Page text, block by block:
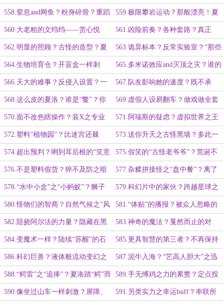
方！
关之术！非普通level之炫技！ 奏！她——敏捷如猎豹！
558.窒息and网鱼？粉身碎骨？重蹈
覆辙？化不利为有利！
559.极限攀岩运动？那般漂亮！夏
洛的掌控！令人艳羡的实战能力！
560.大老粗的文绉绉——赏心悦
目？不按常理出牌的夏洛！变数之
人！
561.凶险前奏？各种套路？真正
有“内容”之处！
562.明显的照顾？古怪的造型？夏
洛：要不，还是我先打头阵？
563.诡异标本？反常实验室？“那些
东西”！能量供给之惑！
564.生物培育仓？开盲盒一样刺
激？潘多拉之盒！实验变革与无限可
能！
565.多米诺效应and灭顶之灾？谁的
手笔？监控与手术室！冰山之一角！
566.天大的难事？反侵入设置？一
专多能多面手！
567.队友影响她的速度？既不承
认，也不否认！阿尔法的第一位！
568.这么皮的夏洛？谁是“鳖”？你
让人很有安全感呢！
569.虚假人设易翻车？做戏做全套
之迷惑住他们！一身硬实力之代名
词！
570.面不改色瞎操作？装X之专业
人士腔调！论演戏之上榜！
571.阿瑞斯的疑虑？虚拟世界之王
者！古老神秘之绿色身影！
572.塑料“植物园”？比迷宫还棘
手？夏洛：自信点，别把“不行”挂嘴
边
573.送你升天之古怪黑墙？多此一
举之两墙叠加？不知名液体之作用！
574.超出预判？咧到耳后根的“笑意
盈盈”！刻入骨髓的自我防御！
575.假笑的“古怪老爷爷”？荒诞不
经“中长发”？俯视夏洛的水中巨兽！
576.不是塑料假货？猝不及防之暗
影！放声歌唱→死气沉沉！
577.杂糅拼接怪之“盘中餐”？离了
大谱之满满当当深蓝水！
578.“水中小盒”之“小蚂蚁”？狮子
+巨蟒+沧龙？“蛇身笑脸怪”！
579.科幻片中的家伙？跨越星球之
物种大迁移！夏洛的线索与“希望”！
580.怪物们的智商？自然气候之“风
雨模式”！逼真的露天效果！
581.“体贴”的播报？被众人忽略的
地方！非“土著”察觉到的违和！
582.阻挠阿尔法的力量？隐藏在黑
暗之中的监视！夏洛的锋芒与决断
力！
583.神奇的魔法？戛然而止的对
话？这TM都是些什么？！
584.变魔术一样？陆续“苏醒”的石
像！皮实难打费弹药！
585.更具智慧的第三者？不再保持
队形！亡羊补牢与游刃有余！
586.科幻巨兽？液体般流动变幻之
色泽！吸收带电之“六足鳄”！
587.泥牛入海？“艺高人胆大”之迅
雷双杀！夏洛震撼人心“剖腹”一击！
588.“鳄雷”之“追捧”？夏洛踏“鳄”而
行之美感！深谙猎手之道！
589.手无缚鸡之力的累赘？定点投
喂or自给自足？幕后干预之蛛丝马
590.像坐过山车一样刺激？屏障、 591.另类实力之幸运buff？串联所